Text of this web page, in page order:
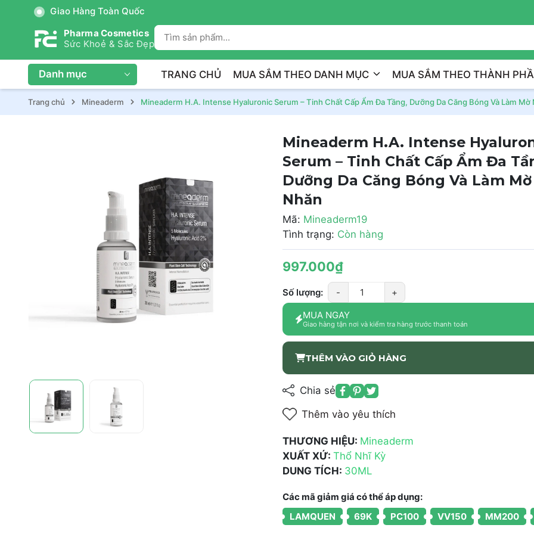
Giao Hàng Toàn Quốc
Pharma Cosmetics
Sức Khoẻ & Sắc Đẹp
Danh mục TRANG CHỦ MUA SẮM THEO DANH MỤC MUA SẮM THEO THÀNH
Trang chủ Mineaderm Mineaderm H.A. Intense Hyaluronic Serum – Tinh Chất Cấp Ẩm Đa Tầng, Dưỡng Da Căng Bóng Và Làm Mờ
Mineaderm H.A. Intense
Serum – Tinh Chất Cấp Ẩm Đa
Dưỡng Da Căng Bóng Và Làm
Nhăn
Mã: Mineaderm19
Tình trạng: Còn hàng
997.000₫
Số lượng: - +
MUA NGAY
Giao hàng tận nơi và kiểm tra hàng trước thanh toán
THÊM VÀO GIỎ HÀNG
Chia sẻ
Thêm vào yêu thích
THƯƠNG HIỆU: Mineaderm
XUẤT XỨ: Thổ Nhĩ Kỳ
DUNG TÍCH: 30ML
Các mã giảm giá có thể áp dụng:
LAMQUEN
69K PC100 VV150 MM200